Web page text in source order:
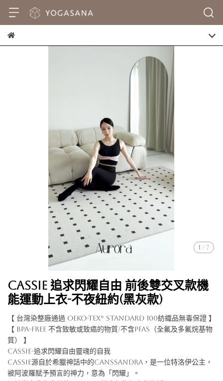
1 / 7
Cassie 追求閃耀自由 前後雙交叉款機
能運動上衣-不夜紐約(黑灰款)
【 台灣染整廠通過 OEKO-TEX® Standard 100紡織品無毒保證 】
【 BPA-free 不含致敏或致癌的物質/不含PFAS（全氟及多氟烷基物
質） 】
Cassie-追求閃耀自由靈魂的自我
Cassie源自於希臘神話中的Canssandra，是一位特洛伊公主，
被阿波羅賦予預言的神力，意為「閃耀」。